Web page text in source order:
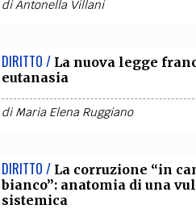
diAntonella Villani
DIRITTO / La nuova legge
eutanasia
diMaria Elena Ruggiano
DIRITTO / La corruzione “in
bianco”: anatomia di una
sistemica